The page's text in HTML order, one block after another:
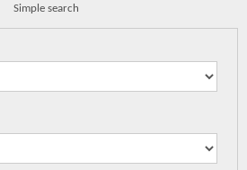
Simple search